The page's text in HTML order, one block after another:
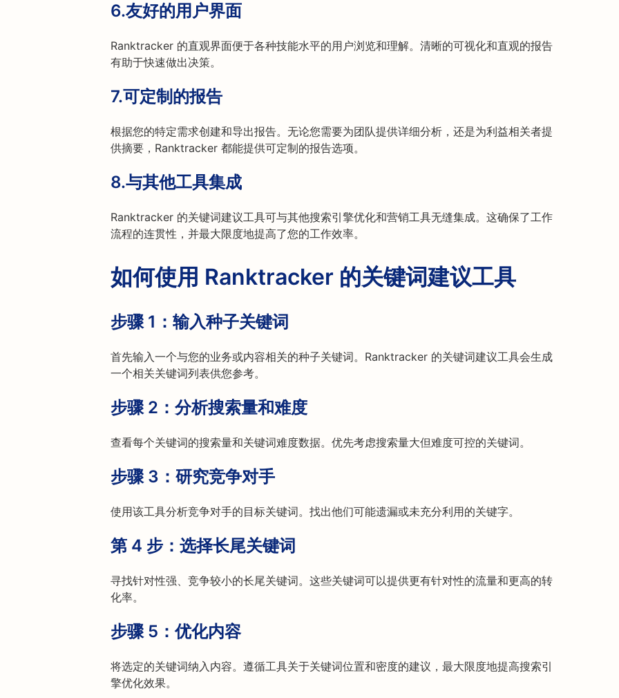
6.友好的用户界面
Ranktracker 的直观界面便于各种技能水平的用户浏览和理解。清晰的可视化和直观的报告
有助于快速做出决策。
7.可定制的报告
根据您的特定需求创建和导出报告。无论您需要为团队提供详细分析，还是为利益相关者提
供摘要，Ranktracker 都能提供可定制的报告选项。
8.与其他工具集成
Ranktracker 的关键词建议工具可与其他搜索引擎优化和营销工具无缝集成。这确保了工作
流程的连贯性，并最大限度地提高了您的工作效率。
如何使用 Ranktracker 的关键词建议工具
步骤 1： 输入种子关键词
首先输入一个与您的业务或内容相关的种子关键词。Ranktracker 的关键词建议工具会生成
一个相关关键词列表供您参考。
步骤 2： 分析搜索量和难度
查看每个关键词的搜索量和关键词难度数据。优先考虑搜索量大但难度可控的关键词。
步骤 3： 研究竞争对手
使用该工具分析竞争对手的目标关键词。找出他们可能遗漏或未充分利用的关键字。
第 4 步： 选择长尾关键词
寻找针对性强、竞争较小的长尾关键词。这些关键词可以提供更有针对性的流量和更高的转
化率。
步骤 5：优化内容
将选定的关键词纳入内容。遵循工具关于关键词位置和密度的建议，最大限度地提高搜索引
擎优化效果。